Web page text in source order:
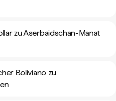
zu Aserbaidschan-Manat
Boliviano zu